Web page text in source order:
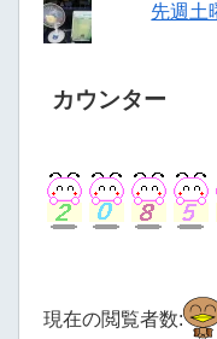
先週土
カウンター
現在の閲覧者数: